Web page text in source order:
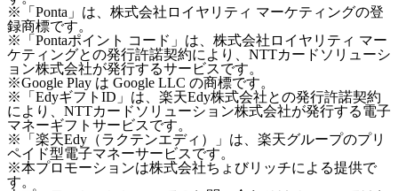
※「Ponta」は、株式会社ロイヤリティ マーケティングの登
録商標です。
※「Pontaポイント コード」は、株式会社ロイヤリティ マー
ケティングとの発行許諾契約により、NTTカードソリューシ
ョン株式会社が発行するサービスです。
※Google Play は Google LLC の商標です。
※「EdyギフトID」は、楽天Edy株式会社との発行許諾契約
により、NTTカードソリューション株式会社が発行する電子
マネーギフトサービスです。
※「楽天Edy（ラクテンエディ）」は、楽天グループのプリ
ペイド型電子マネーサービスです。
※本プロモーションは株式会社ちょびリッチによる提供で
す。